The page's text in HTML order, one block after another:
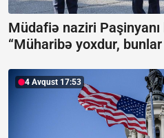
Müdafiə naziri
“Müharibə yoxdur,
4 Avqust 17:53